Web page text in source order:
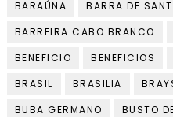
BARAÚNA
BARRA DE
BARREIRA CABO BRANCO
BENEFICIO
BENEFICIOS
BRASIL
BRASILIA
BUBA GERMANO
BUSTO